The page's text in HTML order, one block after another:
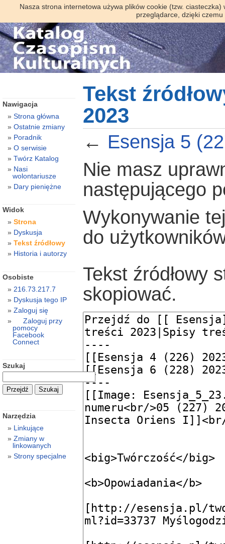
Nasza strona internetowa używa plików cookie (tzw.
przeglądarce, dzięki
Tekst
2023
← Esensja 5
Nie masz
następującego
Wykonywanie
do
Tekst źródłowy
skopiować.
Nawigacja
Strona główna
Ostatnie zmiany
Poradnik
O serwisie
Twórz Katalog
Nasi
wolontariusze
Dary pieniężne
Widok
Strona
Dyskusja
Tekst źródłowy
Historia i autorzy
Osobiste
216.73.217.7
Dyskusja tego IP
Zaloguj się
Zaloguj przy
pomocy
Facebook
Connect
Szukaj
Narzędzia
Linkujące
Zmiany w
linkowanych
Strony specjalne